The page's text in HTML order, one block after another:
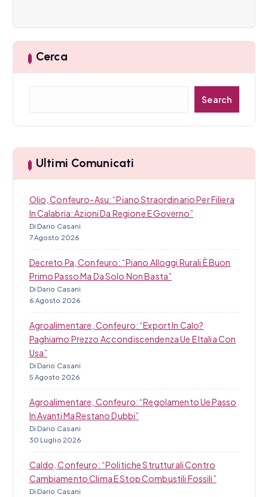
r
l
i
Cerca
a
Search
Ultimi Comunicati
Olio, Confeuro-Asu: “Piano Straordinario Per Filiera
In Calabria: Azioni Da Regione E Governo”
Di Dario Casani
7 Agosto 2026
Decreto Pa, Confeuro: “Piano Alloggi Rurali È Buon
Primo Passo Ma Da Solo Non Basta”
Di Dario Casani
6 Agosto 2026
Agroalimentare, Confeuro: “Export In Calo?
Paghiamo Prezzo Accondiscendenza Ue E Italia Con
Usa”
Di Dario Casani
5 Agosto 2026
Agroalimentare, Confeuro: “Regolamento Ue Passo
In Avanti Ma Restano Dubbi”
Di Dario Casani
30 Luglio 2026
Caldo, Confeuro: “Politiche Strutturali Contro
Cambiamento Clima E Stop Combustili Fossili”
Di Dario Casani